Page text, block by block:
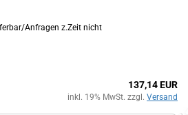
z.Zeit nicht
137,14 EUR
inkl. 19% MwSt. zzgl. Versand